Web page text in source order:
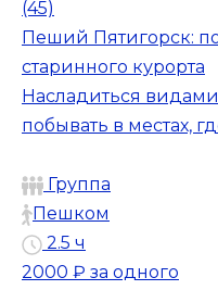
(45)
Пеший Пятигорск:
старинного курорта
Насладиться видами
побывать в местах,
Группа
Пешком
2.5 ч
2000 ₽ за одного